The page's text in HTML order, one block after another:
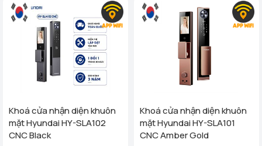
Khoá cửa nhận diện khuôn
mặt Hyundai HY-SLA102
CNC Black
Khoá cửa nhận diện khuôn
mặt Hyundai HY-SLA101
CNC Amber Gold